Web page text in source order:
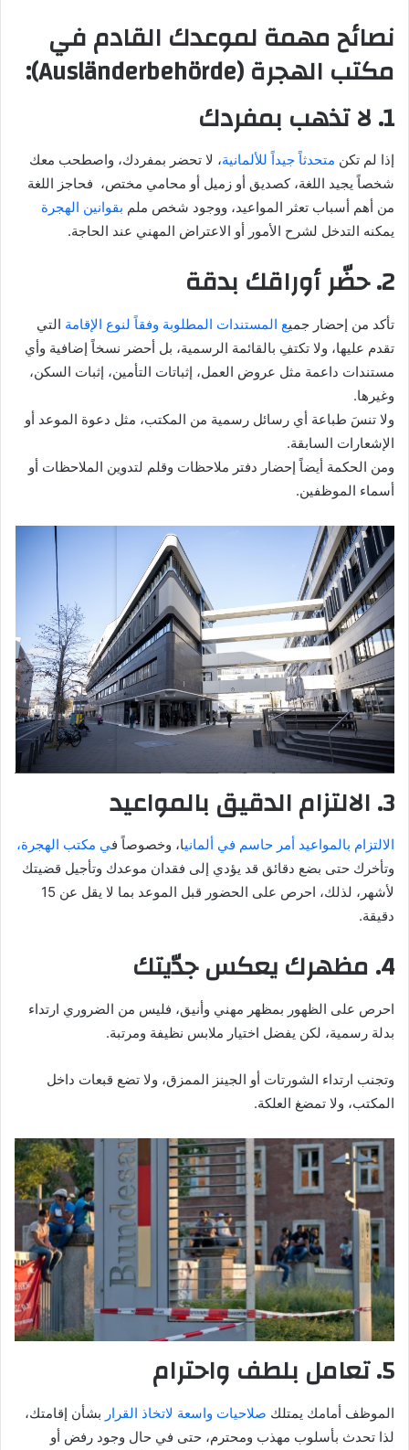
نصائح مهمة لموعدك القادم في
مكتب الهجرة (Ausländerbehörde):
1. لا تذهب بمفردك
إذا لم تكن متحدثاً جيداً للألمانية، لا تحضر بمفردك، واصطحب معك
شخصاً يجيد اللغة، كصديق أو زميل أو محامي مختص، فحاجز اللغة
من أهم أسباب تعثر المواعيد، ووجود شخص ملم بقوانين الهجرة
يمكنه التدخل لشرح الأمور أو الاعتراض المهني عند الحاجة.
2. حضّر أوراقك بدقة
تأكد من إحضار جميع المستندات المطلوبة وفقاً لنوع الإقامة التي
تقدم عليها، ولا تكتفِ بالقائمة الرسمية، بل أحضر نسخاً إضافية وأي
مستندات داعمة مثل عروض العمل، إثباتات التأمين، إثبات السكن،
وغيرها.
ولا تنسَ طباعة أي رسائل رسمية من المكتب، مثل دعوة الموعد أو
الإشعارات السابقة.
ومن الحكمة أيضاً إحضار دفتر ملاحظات وقلم لتدوين الملاحظات أو
أسماء الموظفين.
3. الالتزام الدقيق بالمواعيد
الالتزام بالمواعيد أمر حاسم في ألمانيا، وخصوصاً في مكتب الهجرة،
وتأخرك حتى بضع دقائق قد يؤدي إلى فقدان موعدك وتأجيل قضيتك
لأشهر، لذلك، احرص على الحضور قبل الموعد بما لا يقل عن 15
دقيقة.
4. مظهرك يعكس جدّيتك
احرص على الظهور بمظهر مهني وأنيق، فليس من الضروري ارتداء
بدلة رسمية، لكن يفضل اختيار ملابس نظيفة ومرتبة.
وتجنب ارتداء الشورتات أو الجينز الممزق، ولا تضع قبعات داخل
المكتب، ولا تمضغ العلكة.
5. تعامل بلطف واحترام
الموظف أمامك يمتلك صلاحيات واسعة لاتخاذ القرار بشأن إقامتك،
لذا تحدث بأسلوب مهذب ومحترم، حتى في حال وجود رفض أو